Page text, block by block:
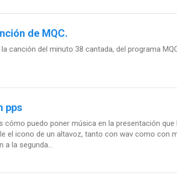
de MQC.
canción del minuto 38 cantada, del programa
pps
cómo puedo poner música en la presentación que
el icono de un altavoz, tanto con wav como con
a la segunda...